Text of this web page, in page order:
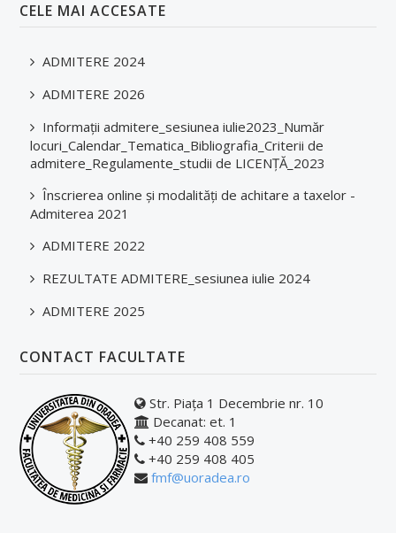
Rezultate admitere
Simulări Admitere
Arhivă
CONCURSURI PE POST
Concursuri pentru ocuparea posturilor de asistent universitar
Concursuri pentru promovarea în cariera didactică
Concursuri pentru ocuparea posturilor didactic-auxiliare și
CELE MAI ACCESATE
ADMITERE 2024
ADMITERE 2026
Informații admitere_sesiunea iulie2023_Număr
locuri_Calendar_Tematica_Bibliografia_Criterii de
admitere_Regulamente_studii de LICENȚĂ_2023
Înscrierea online și modalități de achitare a taxelor -
Admiterea 2021
ADMITERE 2022
REZULTATE ADMITERE_sesiunea iulie 2024
ADMITERE 2025
CONTACT FACULTATE
Str. Piața 1 Decembrie nr. 10
Decanat: et. 1
+40 259 408 559
+40 259 408 405
fmf@uoradea.ro